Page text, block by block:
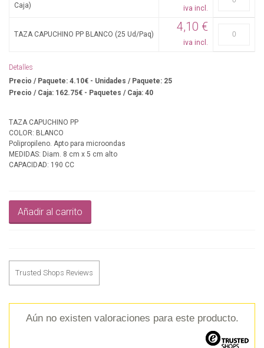
Caja)
iva incl.
TAZA CAPUCHINO PP BLANCO (25 Ud/Paq)
4,10 €
iva incl.
Detalles
Precio / Paquete: 4.10€ - Unidades / Paquete: 25
Precio / Caja: 162.75€ - Paquetes / Caja: 40
TAZA CAPUCHINO PP
COLOR: BLANCO
Polipropileno. Apto para microondas
MEDIDAS: Diam. 8 cm x 5 cm alto
CAPACIDAD: 190 CC
Añadir al carrito
Trusted Shops Reviews
Aún no existen valoraciones para este producto.